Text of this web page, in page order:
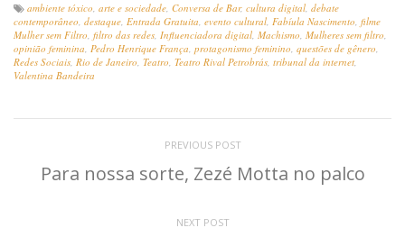
ambiente tóxico arte e sociedade Conversa de Bar, cultura digital debate
contemporâneo destaque Entrada Gratuita evento cultural Fabíula Nascimento filme
Mulher sem Filtro filtro das redes Influenciadora digital Machismo Mulheres sem filtro
opinião feminina Pedro Henrique França protagonismo feminino questões de gênero
Redes Sociais Rio de Janeiro Teatro Teatro Rival Petrobrás tribunal da internet
Valentina Bandeira
PREVIOUS POST
Para nossa sorte, Zezé Motta no palco
NEXT POST